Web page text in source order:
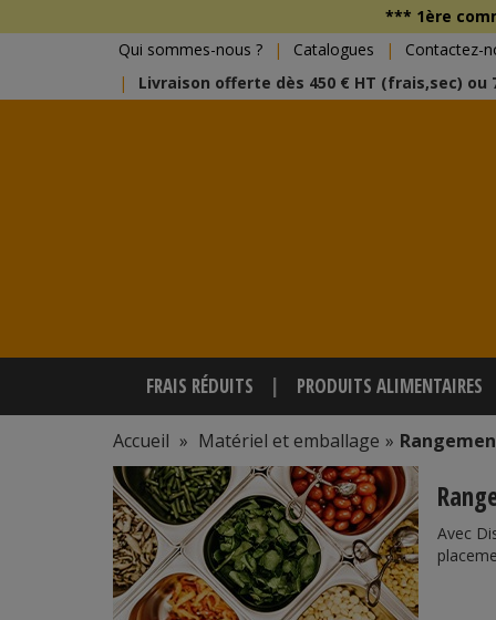
*** 1ère
Qui sommes-nous ?
Catalogues
Contactez-
Livraison offerte dès 450 € HT (frais,sec) ou
FRAIS RÉDUITS PRODUITS ALIMENTAIRES
Accueil » Matériel et emballage »
Avec